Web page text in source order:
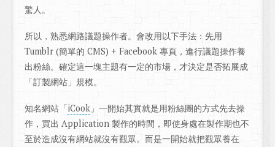
驚人。
所以，熟悉網路議題操作者。會改用以下手法：先用
Tumblr (簡單的 CMS) + Facebook 專頁，進行議題操作養
出粉絲。確定這一塊主題有一定的市場，才決定是否拓展成
「訂製網站」規模。
知名網站「iCook 」一開始其實就是用粉絲團的方式先去操
作，買出 Application 製作的時間，即使身處在製作期也不
至於造成沒有網站就沒有觀眾。而是一開始就把觀眾養在